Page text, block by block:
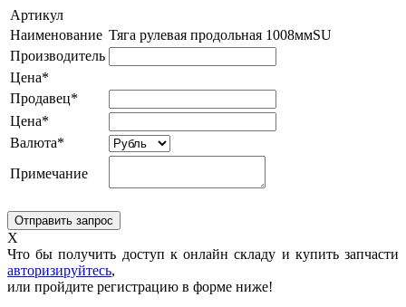
Артикул
Наименование Тяга рулевая продольная 1008ммSU
Производитель
Цена*
Продавец*
Цена*
Валюта*
Примечание
X
Что бы получить доступ к онлайн складу и купить запчасти
авторизируйтесь,
или пройдите регистрацию в форме ниже!